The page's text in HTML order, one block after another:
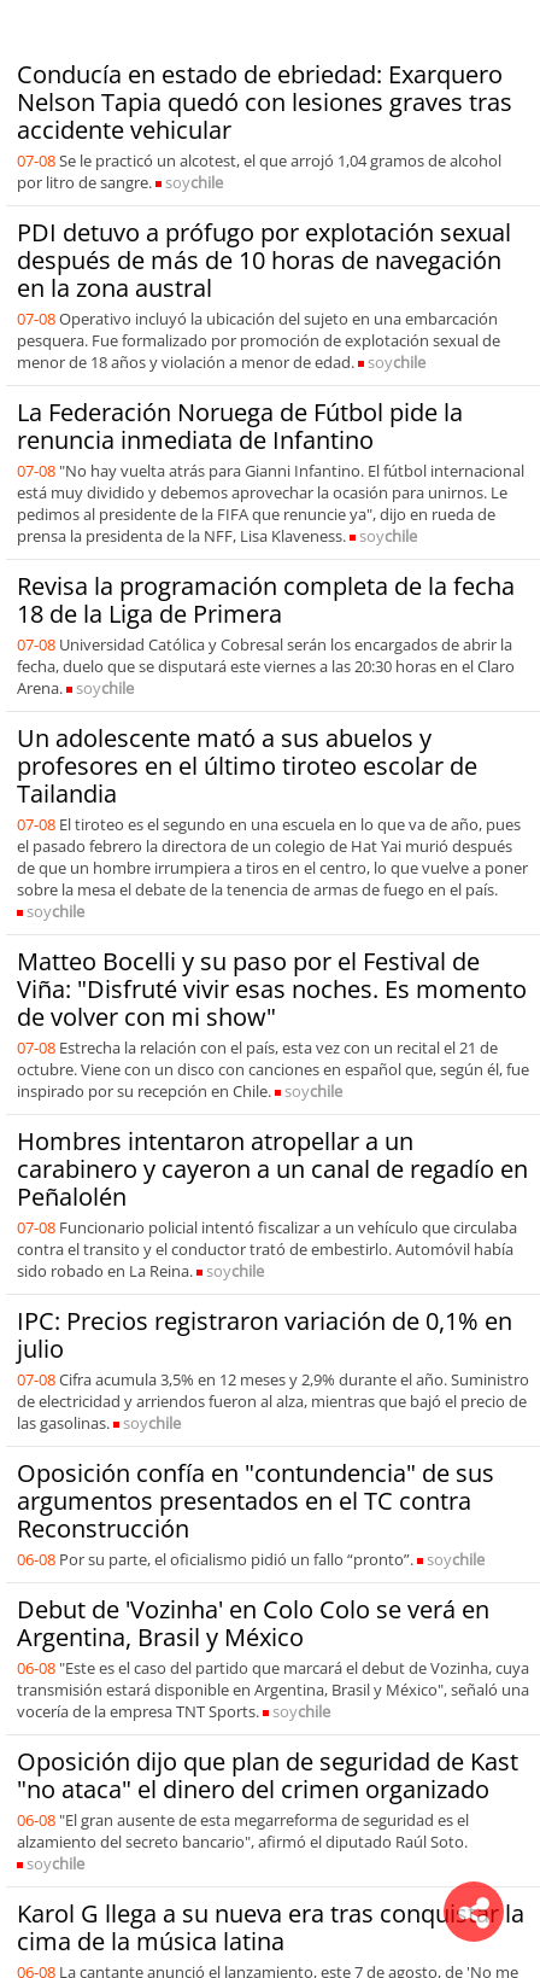
Conducía en estado de ebriedad: Exarquero
Nelson Tapia quedó con lesiones graves tras
accidente vehicular
07-08Se le practicó un alcotest, el que arrojó 1,04 gramos de alcohol
por litro de sangre.
soychile
PDI detuvo a prófugo por explotación sexual
después de más de 10 horas de navegación
en la zona austral
07-08Operativo incluyó la ubicación del sujeto en una embarcación
pesquera. Fue formalizado por promoción de explotación sexual de
menor de 18 años y violación a menor de edad.
soychile
La Federación Noruega de Fútbol pide la
renuncia inmediata de Infantino
07-08 "No hay vuelta atrás para Gianni Infantino. El fútbol internacional
está muy dividido y debemos aprovechar la ocasión para unirnos. Le
pedimos al presidente de la FIFA que renuncie ya", dijo en rueda de
prensa la presidenta de la NFF, Lisa Klaveness.
soychile
Revisa la programación completa de la fecha
18 de la Liga de Primera
07-08 Universidad Católica y Cobresal serán los encargados de abrir la
fecha, duelo que se disputará este viernes a las 20:30 horas en el Claro
Arena.
soychile
Un adolescente mató a sus abuelos y
profesores en el último tiroteo escolar de
Tailandia
07-08 El tiroteo es el segundo en una escuela en lo que va de año, pues
el pasado febrero la directora de un colegio de Hat Yai murió después
de que un hombre irrumpiera a tiros en el centro, lo que vuelve a poner
sobre la mesa el debate de la tenencia de armas de fuego en el país.
soychile
Matteo Bocelli y su paso por el Festival de
Viña: "Disfruté vivir esas noches. Es momento
de volver con mi show"
07-08 Estrecha la relación con el país, esta vez con un recital el 21 de
octubre. Viene con un disco con canciones en español que, según él, fue
inspirado por su recepción en Chile.
soychile
Hombres intentaron atropellar a un
carabinero y cayeron a un canal de regadío en
Peñalolén
07-08 Funcionario policial intentó fiscalizar a un vehículo que circulaba
contra el transito y el conductor trató de embestirlo. Automóvil había
sido robado en La Reina.
soychile
IPC: Precios registraron variación de 0,1% en
julio
07-08Cifra acumula 3,5% en 12 meses y 2,9% durante el año. Suministro
de electricidad y arriendos fueron al alza, mientras que bajó el precio de
las gasolinas.
soychile
Oposición confía en "contundencia" de sus
argumentos presentados en el TC contra
Reconstrucción
06-08 Por su parte, el oficialismo pidió un fallo “pronto”. soychile
Debut de 'Vozinha' en Colo Colo se verá en
Argentina, Brasil y México
06-08 "Este es el caso del partido que marcará el debut de Vozinha, cuya
transmisión estará disponible en Argentina, Brasil y México", señaló una
vocería de la empresa TNT Sports.
soychile
Oposición dijo que plan de seguridad de Kast
"no ataca" el dinero del crimen organizado
06-08 "El gran ausente de esta megarreforma de seguridad es el
alzamiento del secreto bancario", afirmó el diputado Raúl Soto.
soychile
Karol G llega a su nueva era tras conquistar la
cima de la música latina
06-08 La cantante anunció el lanzamiento, este 7 de agosto, de 'No me